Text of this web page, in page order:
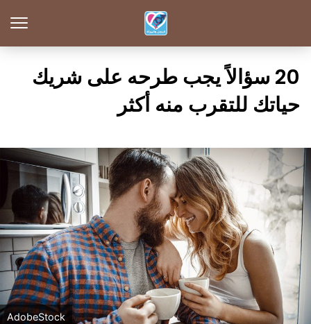
20 سؤالاً يجب طرحه على شريك
حياتك للتقرب منه أكثر
AdobeStock